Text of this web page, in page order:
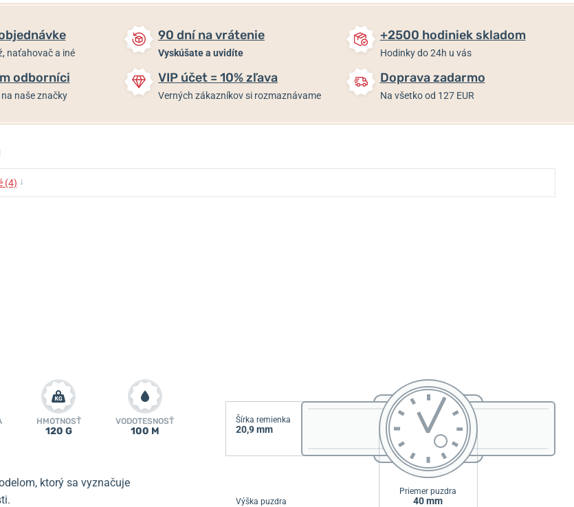
naťahovač a iné
90 dní na vrátenie
Vyskúšate a uvidíte
+2500 hodiniek skladom
Hodinky do 24h u vás
odborníci
naše značky
VIP účet = 10% zľava
Verných zákazníkov si rozmaznávame
Doprava zadarmo
Na všetko od 127 EUR
(4) ↓
HMOTNOSŤ
120 G
VODOTESNOSŤ
100 M
ktorý sa vyznačuje
Šírka remienka
20,9 mm
Výška puzdra
Priemer puzdra
40 mm